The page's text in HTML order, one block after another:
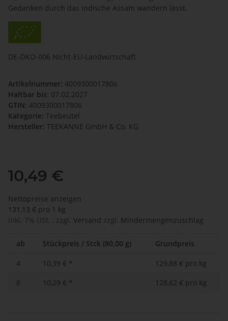
Gedanken durch das indische Assam wandern lässt.
DE-ÖKO-006 Nicht-EU-Landwirtschaft
Artikelnummer: 4009300017806
Haltbar bis: 07.02.2027
GTIN: 4009300017806
Kategorie: Teebeutel
Hersteller: TEEKANNE GmbH & Co. KG
10,49 €
Nettopreise anzeigen
131,13 € pro 1 kg
inkl. 7% USt. , zzgl. Versand zzgl. Mindermengenzuschlag
ab Stückpreis / Stck (80,00 g) Grundpreis
4 10,39 € *
129,88 € pro kg
8
10,29 € * 128,62 € pro kg